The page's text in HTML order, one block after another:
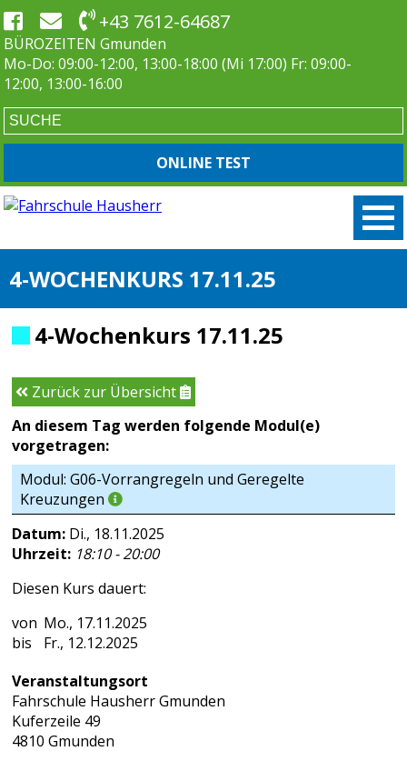
+43 7612-64687
BÜROZEITEN Gmunden
Mo-Do: 09:00-12:00, 13:00-18:00 (Mi 17:00) Fr: 09:00-
12:00, 13:00-16:00
ONLINE TEST
4-WOCHENKURS 17.11.25
4-Wochenkurs 17.11.25
Zurück zur Übersicht
An diesem Tag werden folgende Modul(e)
vorgetragen:
Modul: G06-Vorrangregeln und Geregelte
Kreuzungen
Datum: Di., 18.11.2025
Uhrzeit: 18:10 - 20:00
Diesen Kurs dauert:
Mo., 17.11.2025
Fr., 12.12.2025
Veranstaltungsort
Fahrschule Hausherr Gmunden
Kuferzeile 49
4810 Gmunden